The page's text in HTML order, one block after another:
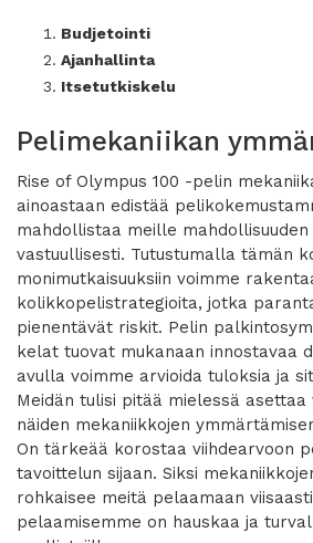
Budjetointi
Ajanhallinta
Itsetutkiskelu
Pelimekaniikan
Rise of Olympus 100 -pelin
ainoastaan edistää
mahdollistaa meille
vastuullisesti. Tutustumalla tämän
monimutkaisuuksiin voimme
kolikkopelistrategioita, jotka
pienentävät riskit. Pelin
kelat tuovat mukanaan innostavaa
avulla voimme arvioida tuloksia ja
Meidän tulisi pitää mielessä
näiden mekaniikkojen
On tärkeää korostaa viihdearvoon
tavoittelun sijaan. Siksi
rohkaisee meitä pelaamaan
pelaamisemme on hauskaa ja